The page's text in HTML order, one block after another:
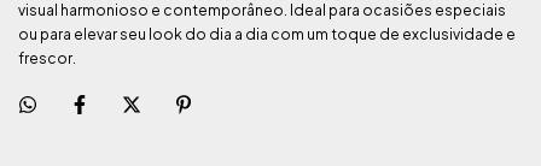
visual harmonioso e contemporâneo. Ideal para ocasiões especiais
ou para elevar seu look do dia a dia com um toque de exclusividade e
frescor.